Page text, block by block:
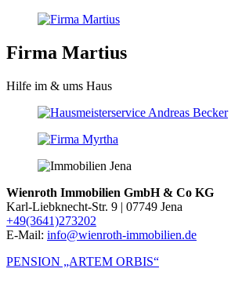
Firma Martius
Hilfe im & ums Haus
Wienroth Immobilien GmbH & Co KG
Karl-Liebknecht-Str. 9 | 07749 Jena
+49(3641)273202
E-Mail: info@wienroth-immobilien.de
PENSION „ARTEM ORBIS“